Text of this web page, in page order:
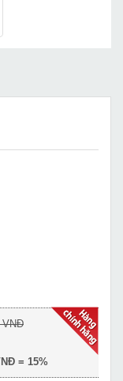
VNĐ
= 15%